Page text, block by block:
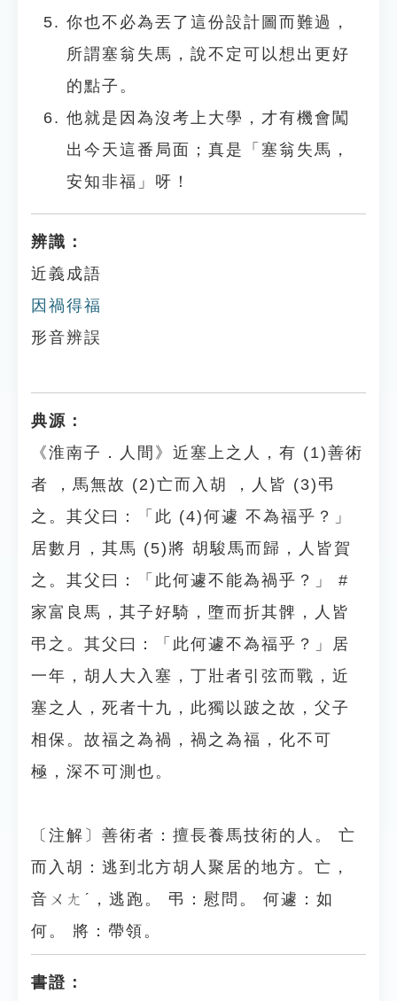
你也不必為丟了這份設計圖而難過，
所謂塞翁失馬，說不定可以想出更好
的點子。
他就是因為沒考上大學，才有機會闖
出今天這番局面；真是「塞翁失馬，
安知非福」呀！
辨識：
近義成語
因禍得福
形音辨誤
典源：
《淮南子．人間》近塞上之人，有 (1)善術
者 ，馬無故 (2)亡而入胡 ，人皆 (3)弔
之。其父曰：「此 (4)何遽 不為福乎？」
居數月，其馬 (5)將 胡駿馬而歸，人皆賀
之。其父曰：「此何遽不能為禍乎？」 #
家富良馬，其子好騎，墮而折其髀，人皆
弔之。其父曰：「此何遽不為福乎？」居
一年，胡人大入塞，丁壯者引弦而戰，近
塞之人，死者十九，此獨以跛之故，父子
相保。故福之為禍，禍之為福，化不可
極，深不可測也。
〔注解〕善術者：擅長養馬技術的人。 亡
而入胡：逃到北方胡人聚居的地方。亡，
音ㄨㄤˊ，逃跑。 弔：慰問。 何遽：如
何。 將：帶領。
書證：